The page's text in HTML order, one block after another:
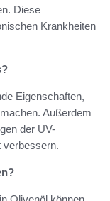
Diese
Krankheiten
Eigenschaften,
Außerdem
der UV-
verbessern.